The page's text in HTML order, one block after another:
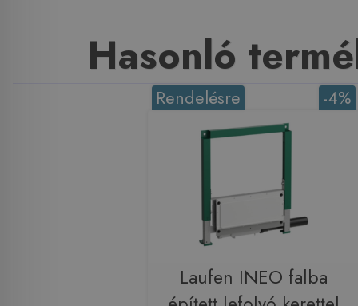
Hasonló
-4%
Rendelésre
Laufen INEO falba